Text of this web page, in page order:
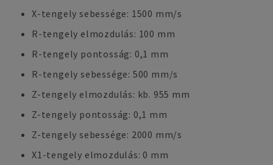
X-tengely sebessége: 1500 mm/s
R-tengely elmozdulás: 100 mm
R-tengely pontosság: 0,1 mm
R-tengely sebessége: 500 mm/s
Z-tengely elmozdulás: kb. 955 mm
Z-tengely pontosság: 0,1 mm
Z-tengely sebessége: 2000 mm/s
X1-tengely elmozdulás: 0 mm